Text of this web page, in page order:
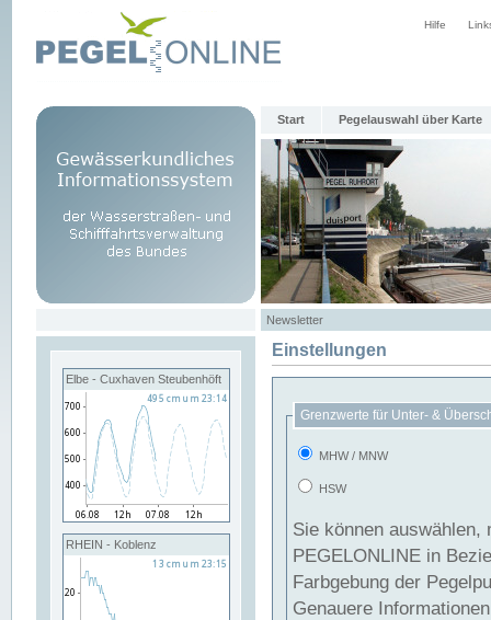
Hilfe
Start Pegelauswahl über Karte
Newsletter
Elbe - Cuxhaven Steubenhöft
RHEIN - Koblenz
Einstellungen
Grenzwerte für Unter- &
MHW / MNW
HSW
Sie können
PEGELONLINE in Beziehung
Farbgebung der
Genauere